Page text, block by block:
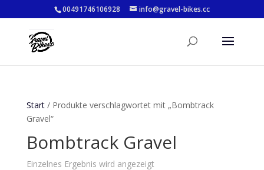
00491746106928 info@gravel-bikes.cc
Start/ Produkte verschlagwortet mit „Bombtrack
Gravel“
Bombtrack Gravel
Einzelnes Ergebnis wird angezeigt